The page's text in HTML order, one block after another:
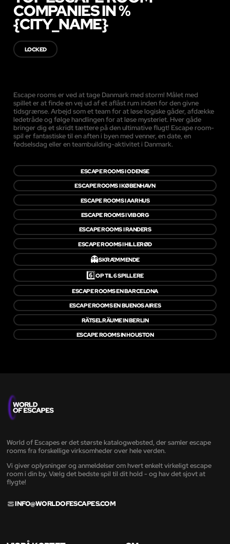
COMPANIES IN %
{CITY_NAME}
LOCKED
Escape rooms er ved at tage Danmark med storm! Målet med
spillet er at finde en vej ud af et aflåst rum inden for den givne
tidsgrænse. Arbejd som et team for at løse logiske gåder, afdække
ledetråde og følge handlingen for at løse mysteriet. Hver gåde
bringer dig et skridt tættere på den ultimative flugt! Escape room-
spil er fantastiske til en aften i byen med venner, en date, en
fødselsdag eller en teambuilding-aktivitet i Danmark.
ESCAPE ROOMS I ODENSE
ESCAPE ROOMS I KØBENHAVN
ESCAPE ROOMS I AARHUS
ESCAPE ROOMS I VIBORG
ESCAPE ROOMS I RANDERS
ESCAPE ROOMS I HILLERØD
👻SKRÆMMENDE
6️⃣OP TIL 6 SPILLERE
ESCAPE ROOMS EN BARCELONA
ESCAPE ROOMS EN BUENOS AIRES
RÄTSELRÄUME IN BERLIN
ESCAPE ROOMS IN HOUSTON
World of Escapes er det største katalogwebsted, der samler escape
rooms fra forskellige virksomheder over hele verden.
Vi giver oplysninger og anmeldelser om hvert enkelt virkeligt escape
room i din by. Vælg det bedste spil til dit hold - og hav det sjovt at
flygte!
INFO@WORLDOFESCAPES.COM